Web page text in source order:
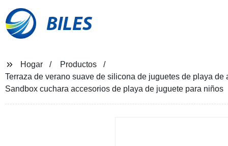
BILES
Hogar
Productos
Terraza de verano suave de silicona de juguetes de playa
Sandbox cuchara accesorios de playa de juguete para niños